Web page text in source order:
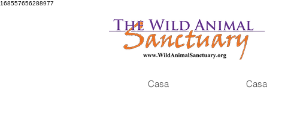
168557656288977
Casa Casa